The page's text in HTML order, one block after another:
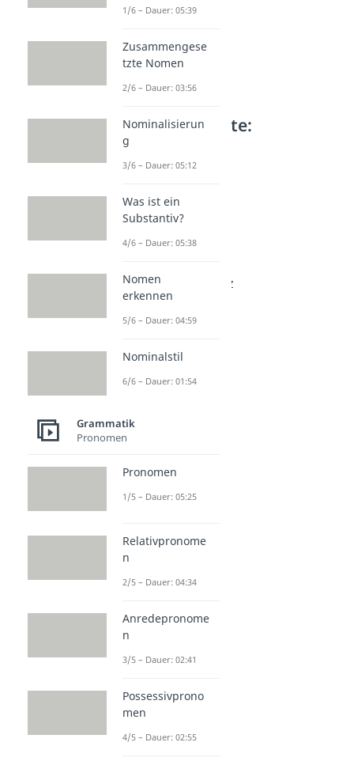
Weitere Inhalte:
Grammatik
Satzarten
Dauer: 04:47
Aussagesatz
Ausrufesatz
Aufforderungssatz
Dauer: 04:53
1/6 – Dauer: 05:39
Zusammengese
tzte Nomen
2/6 – Dauer: 03:56
Nominalisierun
g
3/6 – Dauer: 05:12
Was ist ein
Substantiv?
4/6 – Dauer: 05:38
Nomen
erkennen
5/6 – Dauer: 04:59
Nominalstil
6/6 – Dauer: 01:54
Grammatik
Pronomen
Pronomen
1/5 – Dauer: 05:25
Relativpronome
n
2/5 – Dauer: 04:34
Anredepronome
n
3/5 – Dauer: 02:41
Possessivprono
men
4/5 – Dauer: 02:55